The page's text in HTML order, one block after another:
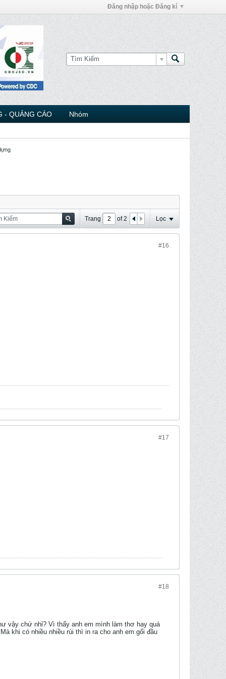
Đăng nhập hoặc Đăng kí
- QUẢNG CÁO Nhóm
Trang of2 Lọc
#16
#17
#18
vậy chứ nhỉ? Vì thấy anh em mình làm thơ hay quá
khi có nhiều nhiều rùi thì in ra cho anh em gối đầu